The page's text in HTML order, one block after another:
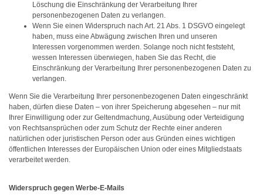
Löschung die Einschränkung der Verarbeitung Ihrer
personenbezogenen Daten zu verlangen.
Wenn Sie einen Widerspruch nach Art. 21 Abs. 1 DSGVO eingelegt
haben, muss eine Abwägung zwischen Ihren und unseren
Interessen vorgenommen werden. Solange noch nicht feststeht,
wessen Interessen überwiegen, haben Sie das Recht, die
Einschränkung der Verarbeitung Ihrer personenbezogenen Daten zu
verlangen.
Wenn Sie die Verarbeitung Ihrer personenbezogenen Daten eingeschränkt
haben, dürfen diese Daten – von ihrer Speicherung abgesehen – nur mit
Ihrer Einwilligung oder zur Geltendmachung, Ausübung oder Verteidigung
von Rechtsansprüchen oder zum Schutz der Rechte einer anderen
natürlichen oder juristischen Person oder aus Gründen eines wichtigen
öffentlichen Interesses der Europäischen Union oder eines Mitgliedstaats
verarbeitet werden.
Widerspruch gegen Werbe-E-Mails